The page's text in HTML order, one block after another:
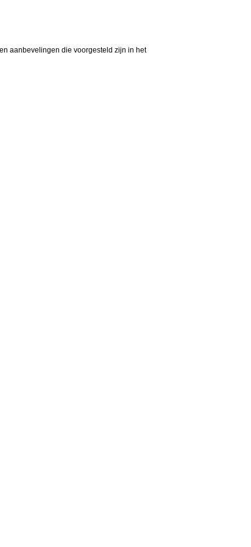
aanbevelingen die voorgesteld zijn in het